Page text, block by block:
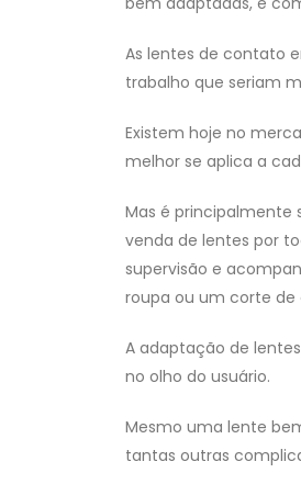
As lentes de contato
trabalho que seriam
Existem hoje no
melhor se aplica a
Mas é principalmente
venda de lentes por
supervisão e
roupa ou um corte de
A adaptação de
no olho do usuário.
Mesmo uma lente
tantas outras